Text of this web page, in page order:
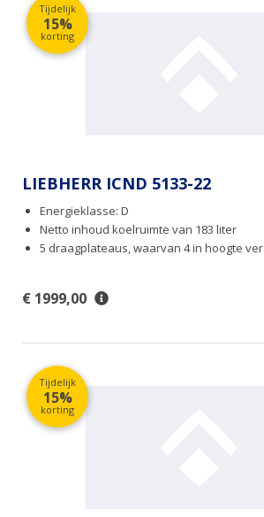
Tijdelijk
15%
korting
LIEBHERR ICND 5133-22
Energieklasse: D
Netto inhoud koelruimte van 183 liter
5 draagplateaus, waarvan 4 in hoogte
€ 1999,00
Tijdelijk
15%
korting